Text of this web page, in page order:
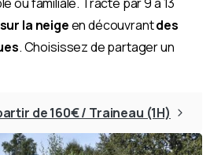
la neigeen découvrantdes
. Choisissez de partager un
de 160€ / Traineau (1H)